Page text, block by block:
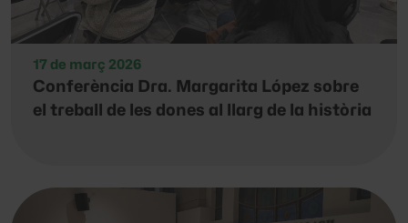
17 de març 2026
Conferència Dra. Margarita López sobre
el treball de les dones al llarg de la història